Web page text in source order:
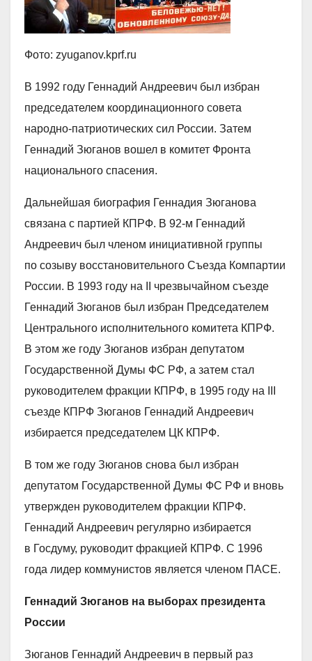
Фото: zyuganov.kprf.ru
В 1992 году Геннадий Андреевич был избран
председателем координационного совета
народно-патриотических сил России. Затем
Геннадий Зюганов вошел в комитет Фронта
национального спасения.
Дальнейшая биография Геннадия Зюганова
связана с партией КПРФ. В 92-м Геннадий
Андреевич был членом инициативной группы
по созыву восстановительного Съезда Компартии
России. В 1993 году на II чрезвычайном съезде
Геннадий Зюганов был избран Председателем
Центрального исполнительного комитета КПРФ.
В этом же году Зюганов избран депутатом
Государственной Думы ФС РФ, а затем стал
руководителем фракции КПРФ, в 1995 году на III
съезде КПРФ Зюганов Геннадий Андреевич
избирается председателем ЦК КПРФ.
В том же году Зюганов снова был избран
депутатом Государственной Думы ФС РФ и вновь
утвержден руководителем фракции КПРФ.
Геннадий Андреевич регулярно избирается
в Госдуму, руководит фракцией КПРФ. С 1996
года лидер коммунистов является членом ПАСЕ.
Геннадий Зюганов на выборах президента
России
Зюганов Геннадий Андреевич в первый раз